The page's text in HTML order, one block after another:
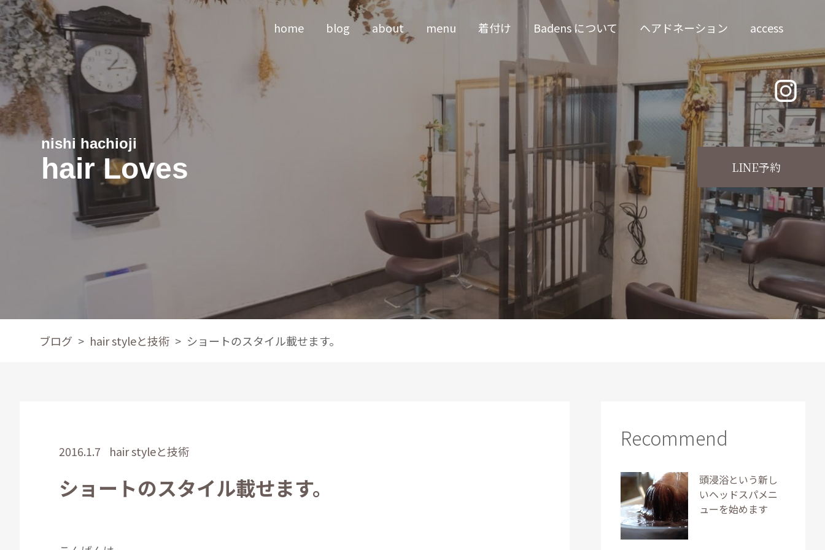
home blog about menu 着付け Badens について ヘアドネーション access
LINE予約
nishi hachioji
hair Loves
ブログ hair styleと技術 ショートのスタイル載せます。
2016.1.7 hair styleと技術
ショートのスタイル載せます。
Recommend
頭浸浴という新し
いヘッドスパメニ
ューを始めます